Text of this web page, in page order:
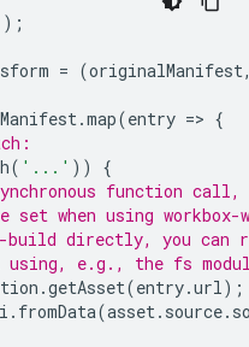
);
= (originalManifest
.map(entry => {
( '...' ))
{
function call,
when using workbox-
build directly, you
using, e.g., the fs
.getAsset(entry.url);
. fromData(asset. source.